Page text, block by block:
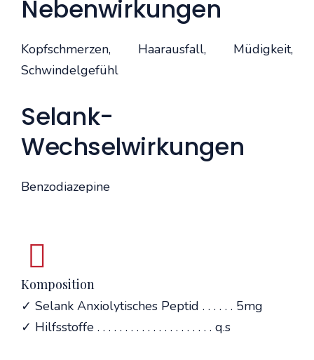
Nebenwirkungen
Kopfschmerzen, Haarausfall, Müdigkeit,
Schwindelgefühl
Selank-
Wechselwirkungen
Benzodiazepine
Komposition
✓ Selank Anxiolytisches Peptid . . . . . . 5mg
✓ Hilfsstoffe . . . . . . . . . . . . . . . . . . . . . q.s